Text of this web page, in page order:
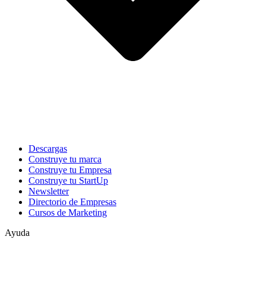
Descargas
Construye tu marca
Construye tu Empresa
Construye tu StartUp
Newsletter
Directorio de Empresas
Cursos de Marketing
Ayuda